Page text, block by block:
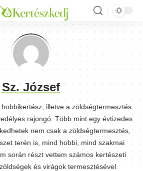
Sz. József
illetve a zöldségtermesztés
rajongó. Több mint egy évtizedes
nem csak a zöldségtermesztés,
terén is, mind hobbi, mind szakmai
során részt vettem számos kertészeti
és virágok termesztésével